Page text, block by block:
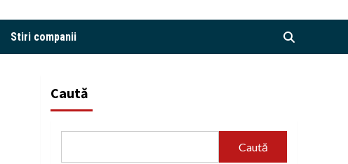
Stiri companii
Caută
Caută